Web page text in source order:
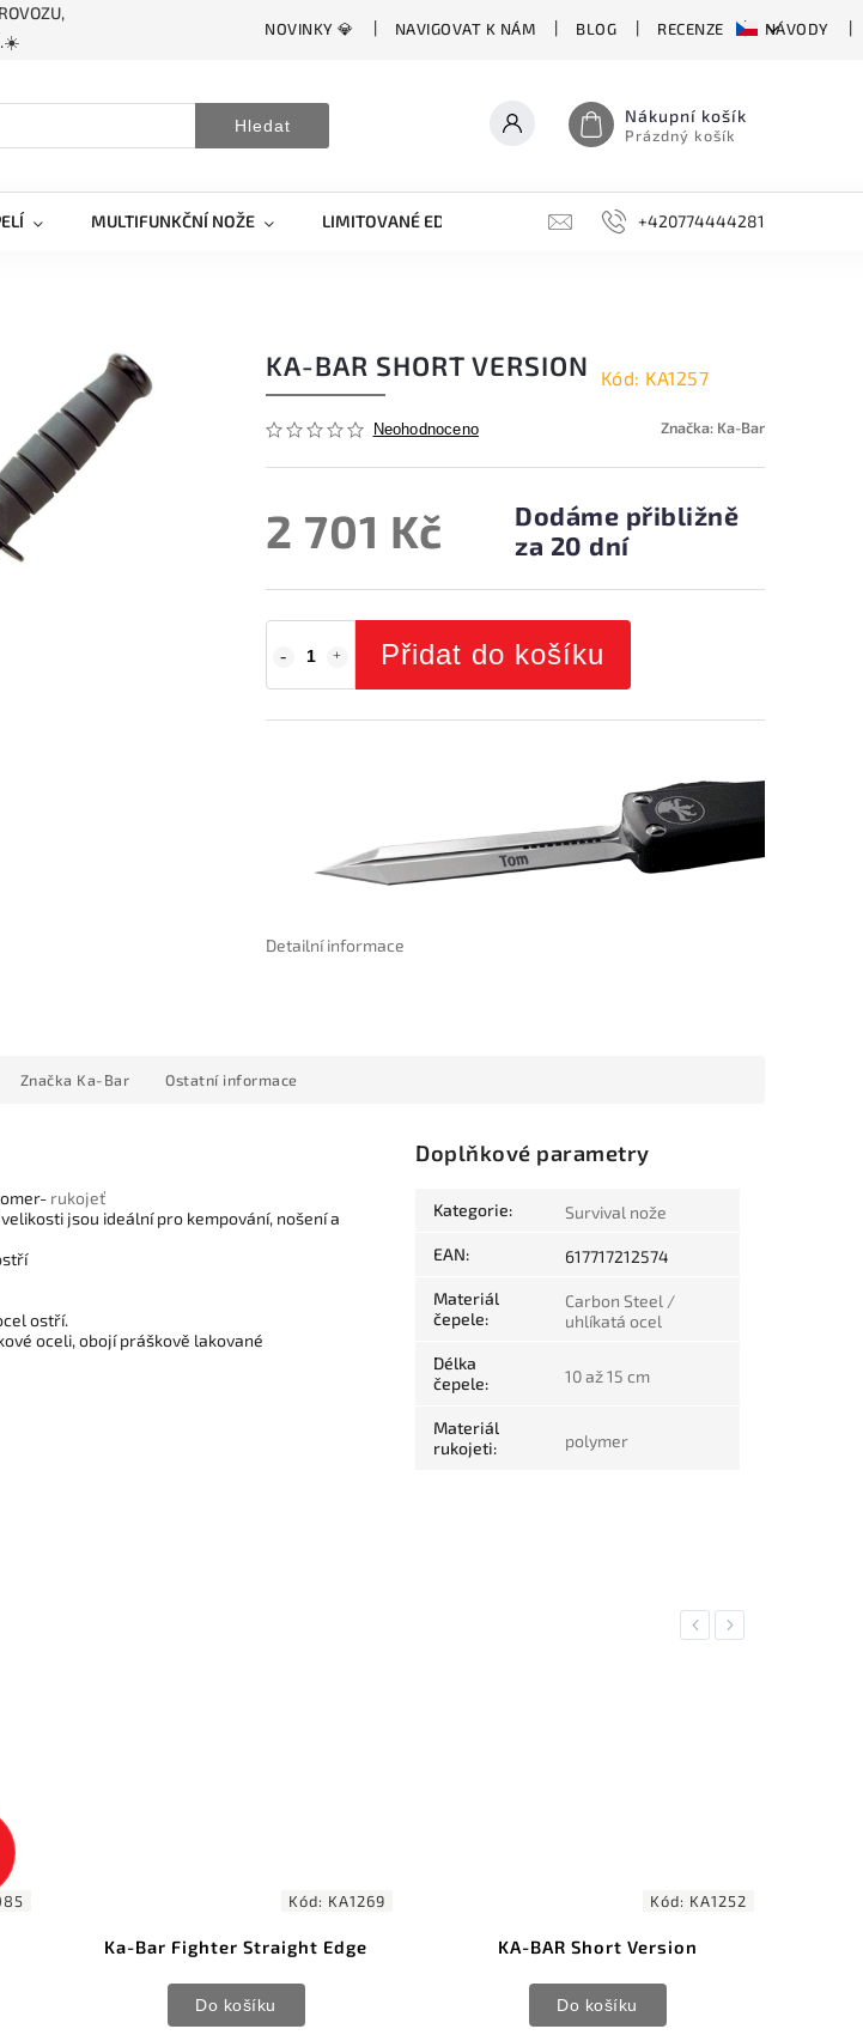
NOVINKY 💎 NAVIGOVAT K NÁM BLOG RECENZE NÁVODY
Hledat Nákupní košík
Prázdný košík
MULTIFUNKČNÍ NOŽE LIMITOVANÉ EDICE BROUSKY, BRUSKY, OCÍLKY
+420774444281
KA-BAR SHORT VERSION Kód: KA1257
Neohodnoceno Značka: Ka-Bar
2 701 Kč
Dodáme přibližně
za 20 dní
Přidat do košíku
Detailní informace
Značka Ka-Bar Ostatní informace
rukojeť
jsou ideální pro kempování, nošení a
ostří.
oceli, obojí práškově lakované
Doplňkové parametry
Kategorie: Survival nože
EAN: 617717212574
Materiál
čepele:
Carbon Steel /
uhlíkatá ocel
Délka
čepele: 10 až 15 cm
Materiál
rukojeti: polymer
Previous
Edge
Kód:
KA-BAR Short Version
Do košíku
Kód:
Ka-Bar Wrench Knife
Do košíku
Next